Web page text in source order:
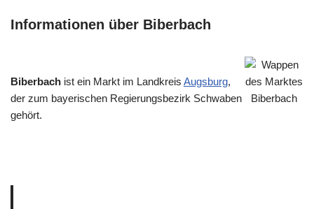
Informationen über Biberbach
Biberbach ist ein Markt im Landkreis Augsburg,
der zum bayerischen Regierungsbezirk Schwaben
gehört.